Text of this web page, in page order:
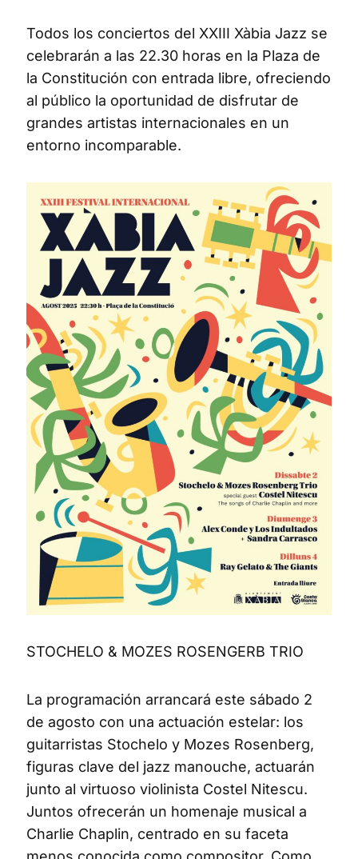
Todos los conciertos del XXIII Xàbia Jazz se
celebrarán a las 22.30 horas en la Plaza de
la Constitución con entrada libre, ofreciendo
al público la oportunidad de disfrutar de
grandes artistas internacionales en un
entorno incomparable.
STOCHELO & MOZES ROSENGERB TRIO
La programación arrancará este sábado 2
de agosto con una actuación estelar: los
guitarristas Stochelo y Mozes Rosenberg,
figuras clave del jazz manouche, actuarán
junto al virtuoso violinista Costel Nitescu.
Juntos ofrecerán un homenaje musical a
Charlie Chaplin, centrado en su faceta